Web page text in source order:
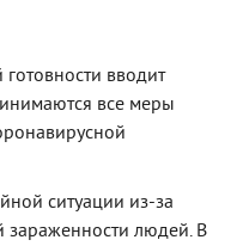
вводит
все меры
ситуации из-за
зараженности людей. В